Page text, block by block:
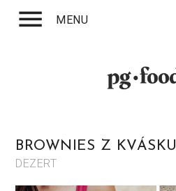
menu MENU
BROWNIES Z KVÁSKU
DEZERT